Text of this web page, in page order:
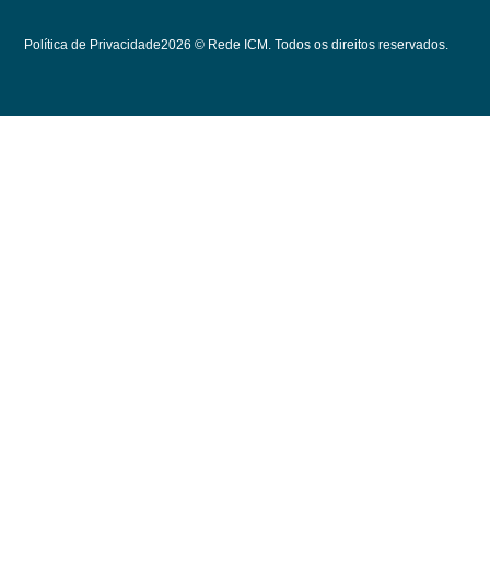
Política de Privacidade2026 © Rede ICM. Todos os direitos reservados.